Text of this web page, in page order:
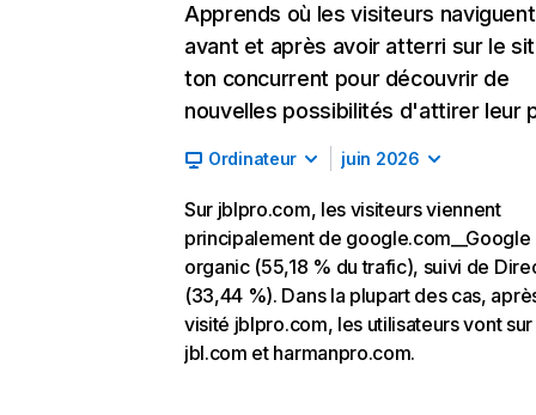
Apprends où les visiteurs naviguent
avant et après avoir atterri sur le
ton concurrent pour découvrir de
nouvelles possibilités d'attirer leur
Ordinateur juin 2026
Sur jblpro.com, les visiteurs viennent
principalement de google.com__Google
organic (55,18 % du trafic), suivi de
(33,44 %). Dans la plupart des cas,
visité jblpro.com, les utilisateurs vont sur
jbl.com et harmanpro.com.